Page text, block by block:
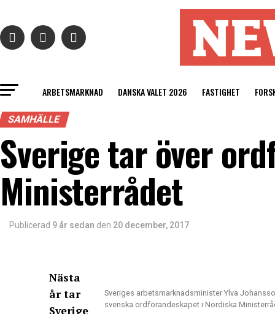
ARBETSMARKNAD DANSKA VALET 2026 FASTIGHET
SAMHÄLLE
Sverige tar över
Ministerrådet
Publicerad 9 år sedan den 20 december, 2017
Sveriges arbetsmarknadsminister Ylva
svenska ordförandeskapet i Nordiska
Nästa
år tar
Sverige